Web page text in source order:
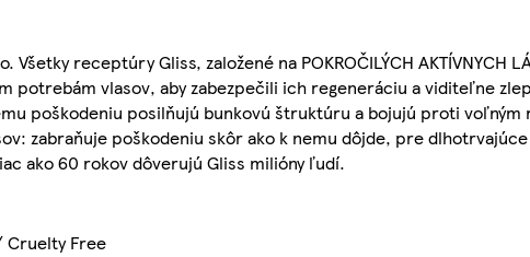
receptúry Gliss, založené na POKROČILÝCH AKTÍVNYCH
potrebám vlasov, aby zabezpečili ich regeneráciu a viditeľne
poškodeniu posilňujú bunkovú štruktúru a bojujú proti voľným
zabraňuje poškodeniu skôr ako k nemu dôjde, pre
ako 60 rokov dôverujú Gliss milióny ľudí.
Cruelty Free